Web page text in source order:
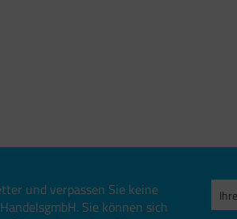
und verpassen Sie keine
Sie können sich